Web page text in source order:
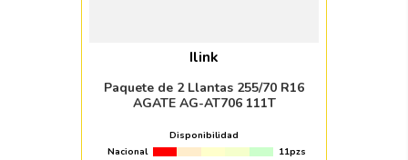
Ilink
Paquete de 2 Llantas 255/70 R16
AGATE AG-AT706 111T
Disponibilidad
Nacional
11pzs